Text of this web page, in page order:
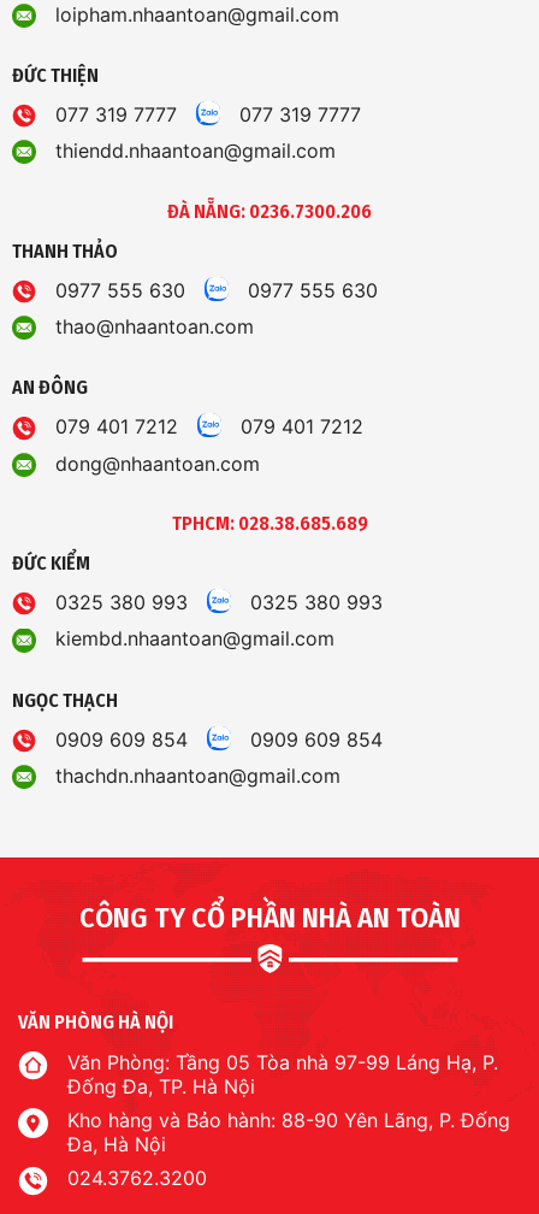
loipham.nhaantoan@gmail.com
ĐỨC THIỆN
077 319 7777
077 319 7777
thiendd.nhaantoan@gmail.com
ĐÀ NẴNG: 0236.7300.206
THANH THẢO
0977 555 630
0977 555 630
thao@nhaantoan.com
AN ĐÔNG
079 401 7212
079 401 7212
dong@nhaantoan.com
TPHCM: 028.38.685.689
ĐỨC KIỂM
0325 380 993
0325 380 993
kiembd.nhaantoan@gmail.com
NGỌC THẠCH
0909 609 854
0909 609 854
thachdn.nhaantoan@gmail.com
CÔNG TY CỔ PHẦN NHÀ AN TOÀN
VĂN PHÒNG HÀ NỘI
Văn Phòng: Tầng 05 Tòa nhà 97-99 Láng Hạ, P.
Đống Đa, TP. Hà Nội
Kho hàng và Bảo hành: 88-90 Yên Lãng, P. Đống
Đa, Hà Nội
024.3762.3200